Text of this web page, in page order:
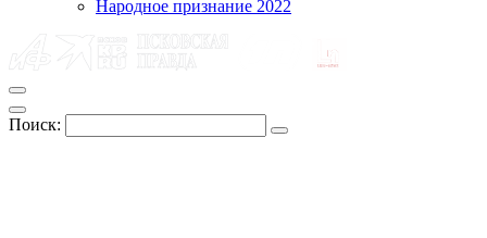
Народное признание 2022
Поиск: